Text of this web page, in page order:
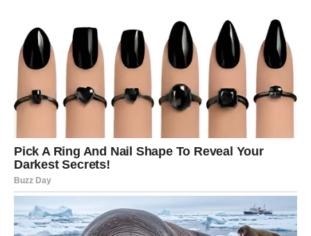
Poruka sudbine: Oprost oslobađa, ali samo ako je iskren.
LAV – Sijanje pod zvezdama
Vikend vas stavlja u centar pažnje. Subota je idealna za
U vezi dolazi toplina i potvrda. Slobodni Lavovi mogu
upoznati osobu snažne harizme.
Nedelja donosi ozbiljniji ton i planove za budućnost.